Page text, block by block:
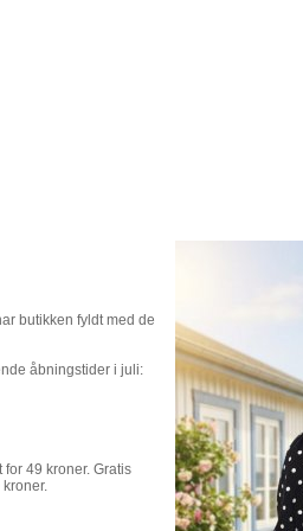
butikken fyldt med de
åbningstider i juli:
49 kroner. Gratis